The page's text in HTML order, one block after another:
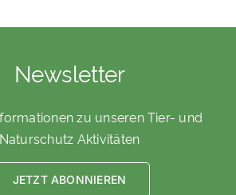
Newsletter
zu unseren Tier- und
Naturschutz Aktivitäten
JETZT ABONNIEREN